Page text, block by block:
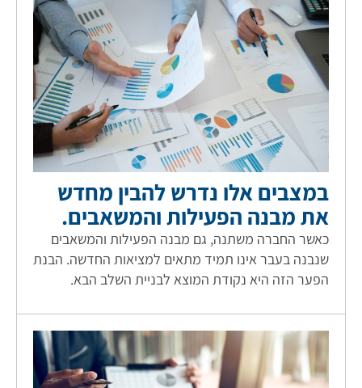
במצבים אלו נדרש להבין מחדש
את מבנה הפעילות והמשאבים.
כאשר החברה משתנה, גם מבנה הפעילות והמשאבים
שנבנה בעבר אינו תמיד מתאים למציאות החדשה. הבנת
הפער הזה היא נקודת המוצא לבניית השלב הבא.